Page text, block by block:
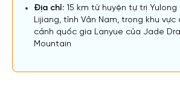
Địa chỉ: 15 km từ huyện tự trị Yulong
Lijiang, tỉnh Vân Nam, trong khu
cảnh quốc gia Lanyue của Jade
Mountain